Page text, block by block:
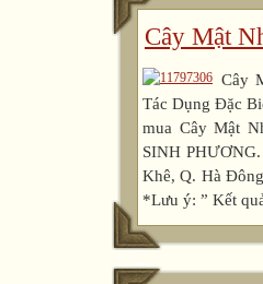
Cây Mật
Cây
Tác Dụng Đặc
mua Cây Mật
SINH
Khê, Q. Hà
*Lưu ý: ” Kết